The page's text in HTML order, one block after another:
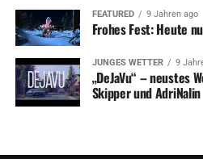
FEATURED 9 Jahren ago
Frohes Fest: Heute
JUNGES WETTER 9
„DeJaVu“ – neustes
Skipper und AdriNalin